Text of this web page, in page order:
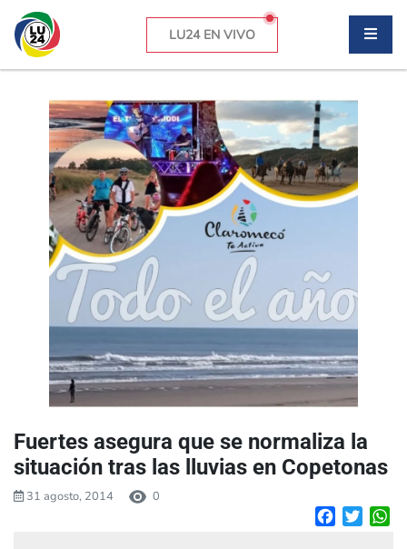
LU24 EN VIVO
Fuertes asegura que se normaliza la
situación tras las lluvias en Copetonas
31 agosto, 2014 0
Facebook